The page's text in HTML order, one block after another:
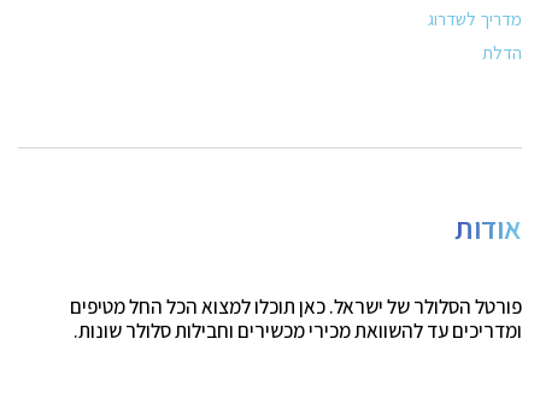
אודות
פורטל הסלולר של ישראל. כאן תוכלו למצוא הכל החל מטיפים
ומדריכים עד להשוואת מכירי מכשירים וחבילות סלולר שונות.